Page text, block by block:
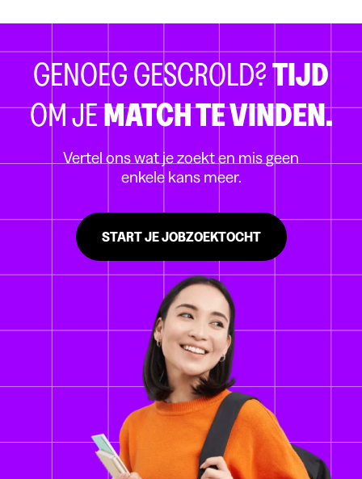
GENOEG GESCROLD?TIJD
OM JEMATCH TE VINDEN.
Vertel ons wat je zoekt en mis geen
enkele kans meer.
START JE JOBZOEKTOCHT